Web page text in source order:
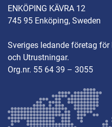
ENKÖPING KÄVRA 12
745 95 Enköping, Sweden
Sveriges ledande företag
och Utrustningar.
Org.nr. 55 64 39 – 3055